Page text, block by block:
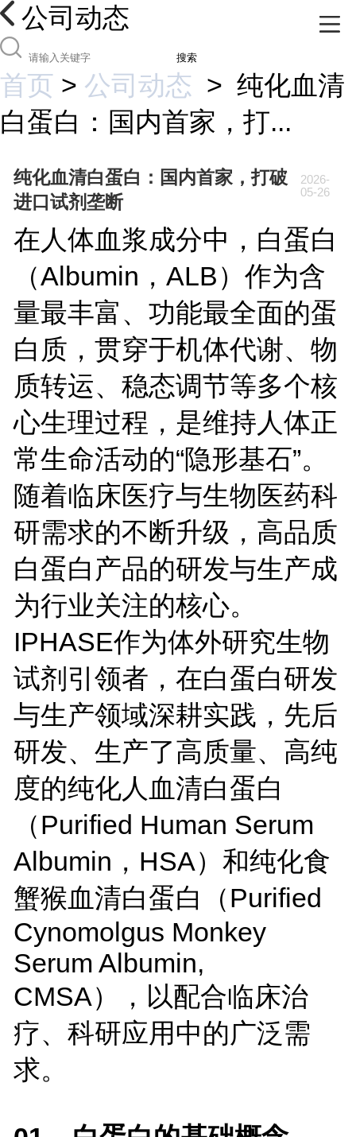
公司动态
搜索
首页 > 公司动态 > 纯化血清
白蛋白：国内首家，打...
纯化血清白蛋白：国内首家，打破
进口试剂垄断
2026-
05-26
在人体血浆成分中，白蛋白
（Albumin，ALB）作为含
量最丰富、功能最全面的蛋
白质，贯穿于机体代谢、物
质转运、稳态调节等多个核
心生理过程，是维持人体正
常生命活动的“隐形基石”。
随着临床医疗与生物医药科
研需求的不断升级，高品质
白蛋白产品的研发与生产成
为行业关注的核心。
IPHASE作为体外研究生物
试剂引领者，在白蛋白研发
与生产领域深耕实践，先后
研发、生产了高质量、高纯
度的纯化人血清白蛋白
（Purified Human Serum
Albumin，HSA）和纯化食
蟹猴血清白蛋白（Purified
Cynomolgus Monkey
Serum Albumin,
CMSA），以配合临床治
疗、科研应用中的广泛需
求。